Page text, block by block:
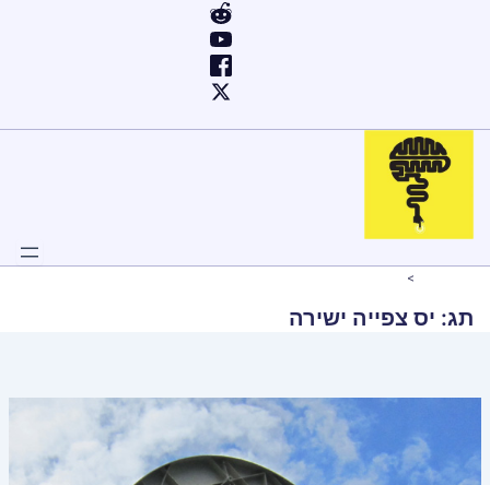
תג: יס צפייה ישירה